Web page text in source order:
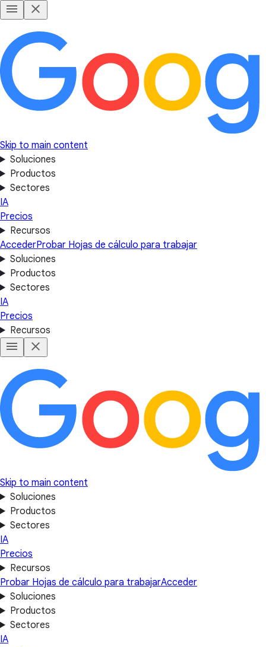
Skip to main content
Soluciones
Productos
Sectores
IA
Precios
Recursos
AccederProbar Hojas de cálculo para trabajar
Soluciones
Productos
Sectores
IA
Precios
Recursos
Skip to main content
Soluciones
Productos
Sectores
IA
Precios
Recursos
Probar Hojas de cálculo para trabajarAcceder
Soluciones
Productos
Sectores
IA